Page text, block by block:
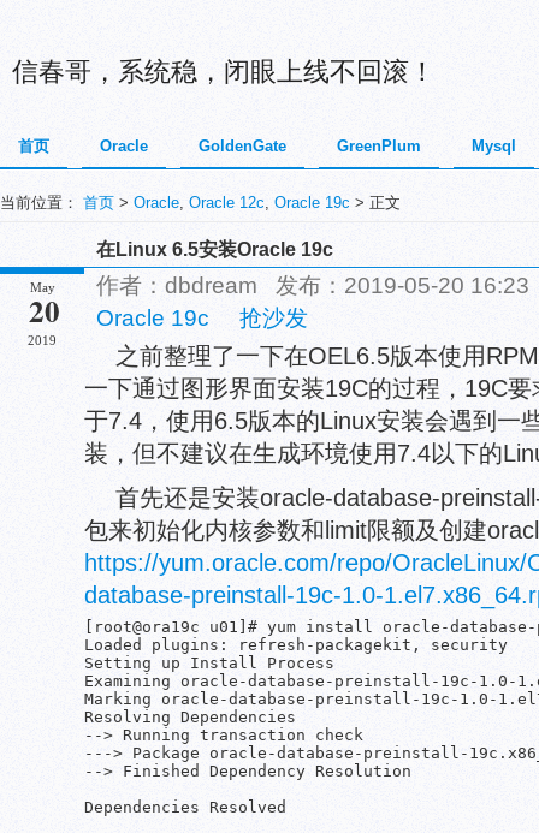
信春哥，系统稳，闭眼上线不回滚！
首页 Oracle GoldenGate GreenPlum Mysql
当前位置： 首页 > Oracle, Oracle 12c, Oracle 19c > 正文
在Linux 6.5安装Oracle 19c
May
20
2019
作者：dbdream 发布：2019-05-20
Oracle 19c
抢沙发
之前整理了一下在OEL6.5版本使用
一下通过图形界面安装19C的过程，19C
于7.4，使用6.5版本的Linux安装会遇到一
装，但不建议在生成环境使用7.4以下的
首先还是安装oracle-database-
包来初始化内核参数和limit限额及创建
https://yum.oracle.com/repo/
database-preinstall-19c-1.0-
[root@ora19c u01]# yum install oracle-
Loaded plugins: refresh-packagekit, security
Setting up Install Process
Examining oracle-database-preinstall-19c-1.0-
Marking oracle-database-preinstall-19c-1.0-
Resolving Dependencies
--> Running transaction check
---> Package oracle-database-preinstall-
--> Finished Dependency Resolution
Dependencies Resolved